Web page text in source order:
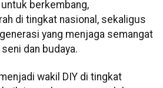
berkembang,
di tingkat nasional, sekaligus
yang menjaga semangat
dan budaya.
wakil DIY di tingkat